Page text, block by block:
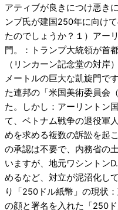
アティブが良きにつけ悪き
ンプ氏が建国250年に向け
たのでしょうか？１）アー
門。：トランプ大統領が首
（リンカーン記念堂の対岸
メートルの巨大な凱旋門で
た連邦の「米国美術委員会
た。しかし：アーリントン
て、ベトナム戦争の退役軍
めを求める複数の訴訟を起
の承認は不要で、内務省の
いますが、地元ワシントン
めるなど、対立が泥沼化し
り「250ドル紙幣」の現状
の顔と署名を入れた「250